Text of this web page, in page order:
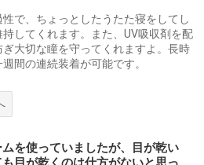
で、ちょっとしたうたた寝をしてし
してくれます。また、UV吸収剤を配
大切な瞳を守ってくれますよ。長時
間の連続装着が可能です。
を使っていましたが、目が乾い